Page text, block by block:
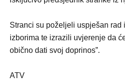
Stranci su poželjeli uspješan rad
izborima te izrazili uvjerenje da
obično dati svoj doprinos”.
ATV